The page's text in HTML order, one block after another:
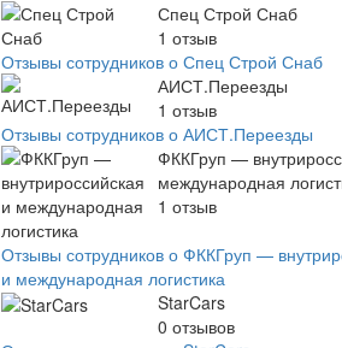
Спец Строй Снаб
1 отзыв
Отзывы сотрудников о Спец Строй Снаб
АИСТ.Переезды
1 отзыв
Отзывы сотрудников о АИСТ.Переезды
ФККГруп —
международная
1 отзыв
Отзывы сотрудников о ФККГруп —
и международная логистика
StarCars
0 отзывов